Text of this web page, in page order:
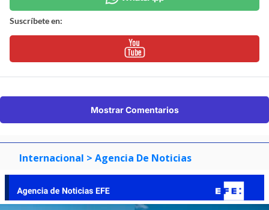
Suscríbete en:
Mostrar Comentarios
Internacional > Agencia De Noticias